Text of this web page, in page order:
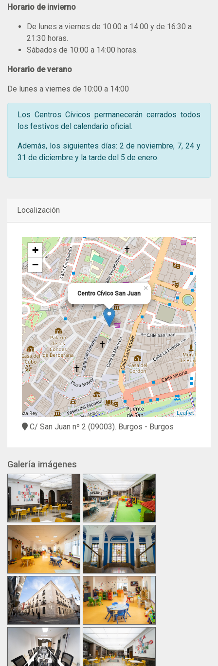
Horario de invierno
De lunes a viernes de 10:00 a 14:00 y de 16:30 a
21:30 horas.
Sábados de 10:00 a 14:00 horas.
Horario de verano
De lunes a viernes de 10:00 a 14:00
Los Centros Cívicos permanecerán cerrados todos
los festivos del calendario oficial.
Además, los siguientes días: 2 de noviembre, 7, 24 y
31 de diciembre y la tarde del 5 de enero.
Localización
Centro Cívico San Juan
×
+
−
Leaflet
C/ San Juan nº 2 (09003). Burgos - Burgos
Galería imágenes